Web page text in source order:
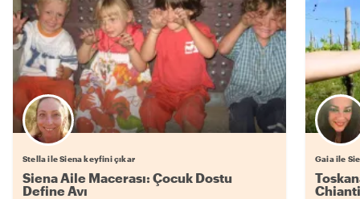
Stella ile Siena keyfini çıkar
Siena Aile Macerası: Çocuk Dostu
Define Avı
Gaia ile